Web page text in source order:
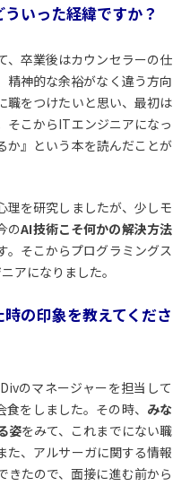
ういった経緯ですか？
、卒業後はカウンセラーの仕
精神的な余裕がなく違う方向
職をつけたいと思い、最初は
そこからITエンジニアになっ
か』という本を読んだことが
理を研究しましたが、少しモ
のAI技術こそ何かの解決方法
。そこからプログラミングス
アになりました。
時の印象を教えてくださ
のマネージャーを担当して
をしました。その時、 みな
姿をみて、これまでにない職
た、アルサーガに関する情報
きたので、面接に進む前から